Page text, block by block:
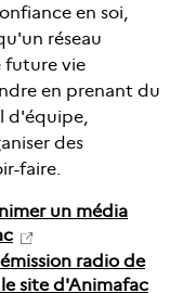
en soi,
réseau
future vie
en prenant du
d'équipe,
des
faire.
un média
radio de
site d'Animafac